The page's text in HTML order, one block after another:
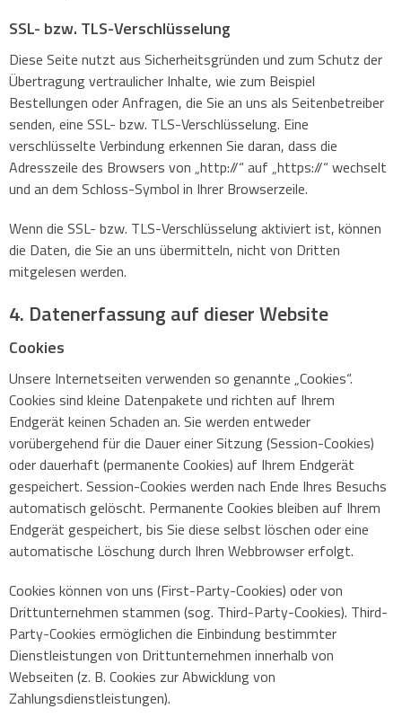
SSL- bzw. TLS-Verschlüsselung
Diese Seite nutzt aus Sicherheitsgründen und zum Schutz der
Übertragung vertraulicher Inhalte, wie zum Beispiel
Bestellungen oder Anfragen, die Sie an uns als Seitenbetreiber
senden, eine SSL- bzw. TLS-Verschlüsselung. Eine
verschlüsselte Verbindung erkennen Sie daran, dass die
Adresszeile des Browsers von „http://“ auf „https://“ wechselt
und an dem Schloss-Symbol in Ihrer Browserzeile.
Wenn die SSL- bzw. TLS-Verschlüsselung aktiviert ist, können
die Daten, die Sie an uns übermitteln, nicht von Dritten
mitgelesen werden.
4. Datenerfassung auf dieser Website
Cookies
Unsere Internetseiten verwenden so genannte „Cookies“.
Cookies sind kleine Datenpakete und richten auf Ihrem
Endgerät keinen Schaden an. Sie werden entweder
vorübergehend für die Dauer einer Sitzung (Session-Cookies)
oder dauerhaft (permanente Cookies) auf Ihrem Endgerät
gespeichert. Session-Cookies werden nach Ende Ihres Besuchs
automatisch gelöscht. Permanente Cookies bleiben auf Ihrem
Endgerät gespeichert, bis Sie diese selbst löschen oder eine
automatische Löschung durch Ihren Webbrowser erfolgt.
Cookies können von uns (First-Party-Cookies) oder von
Drittunternehmen stammen (sog. Third-Party-Cookies). Third-
Party-Cookies ermöglichen die Einbindung bestimmter
Dienstleistungen von Drittunternehmen innerhalb von
Webseiten (z. B. Cookies zur Abwicklung von
Zahlungsdienstleistungen).